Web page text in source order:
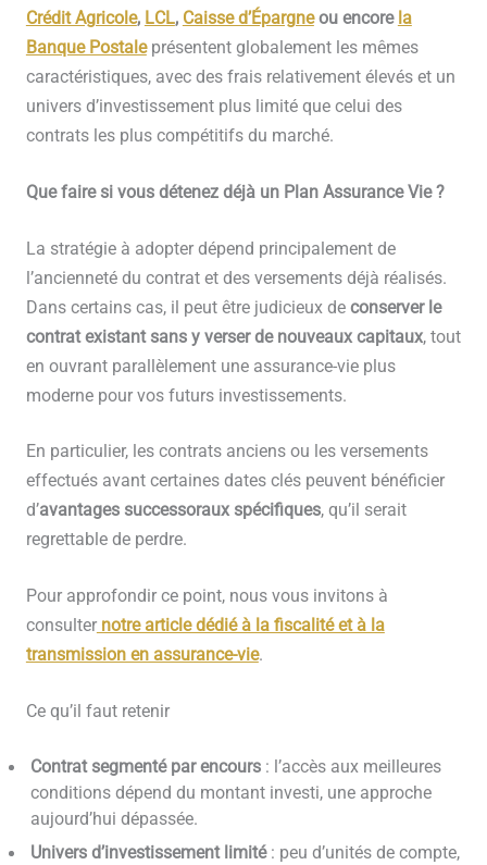
Crédit Agricole, LCL, Caisse d’Épargneou encore la
Banque Postaleprésentent globalement les mêmes
caractéristiques, avec des frais relativement élevés et un
univers d’investissement plus limité que celui des
contrats les plus compétitifs du marché.
Que faire si vous détenez déjà un Plan Assurance Vie ?
La stratégie à adopter dépend principalement de
l’ancienneté du contrat et des versements déjà réalisés.
Dans certains cas, il peut être judicieux de conserver le
contrat existant sans y verser de nouveaux capitaux, tout
en ouvrant parallèlement une assurance-vie plus
moderne pour vos futurs investissements.
En particulier, les contrats anciens ou les versements
effectués avant certaines dates clés peuvent bénéficier
d’avantages successoraux spécifiques, qu’il serait
regrettable de perdre.
Pour approfondir ce point, nous vous invitons à
consulternotre article dédié à la fiscalité et à la
transmission en assurance-vie.
Ce qu’il faut retenir
Contrat segmenté par encours: l’accès aux meilleures
conditions dépend du montant investi, une approche
aujourd’hui dépassée.
Univers d’investissement limité: peu d’unités de compte,